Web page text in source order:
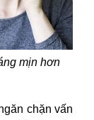
mịn hơn
chặn vấn